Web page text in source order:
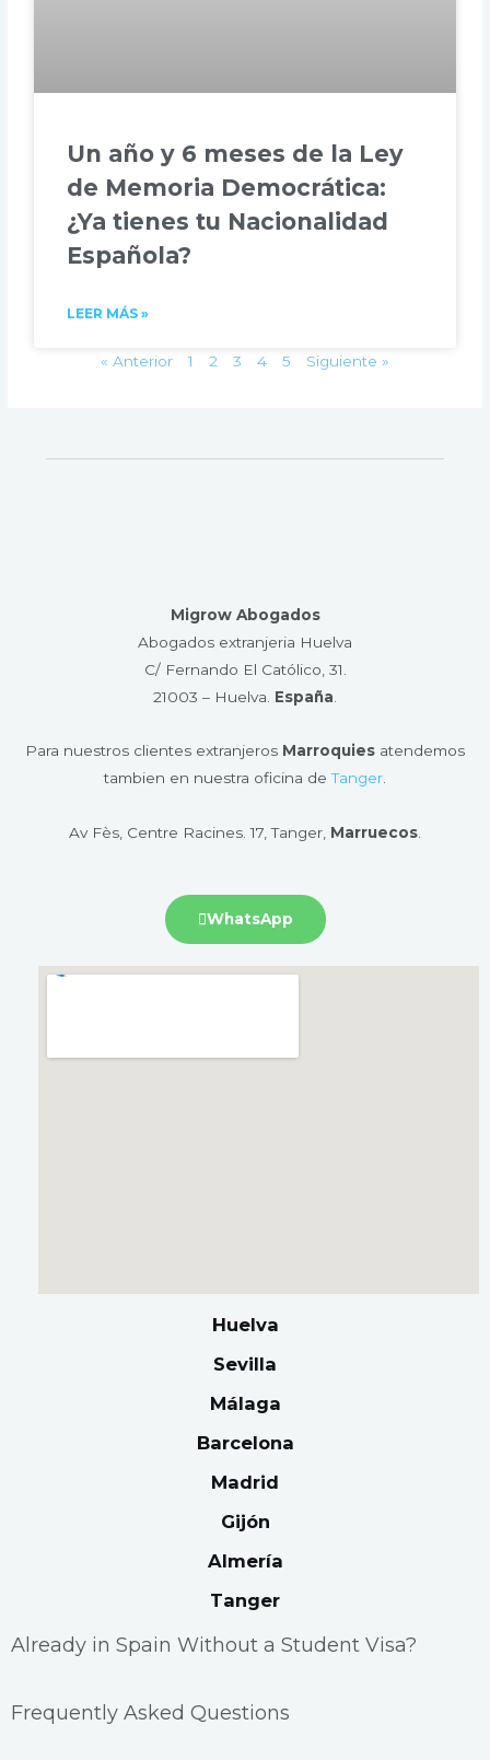
Un año y 6 meses de la Ley
de Memoria Democrática:
¿Ya tienes tu Nacionalidad
Española?
LEER MÁS »
« Anterior 1 2 3 4 5 Siguiente »
Migrow Abogados
Abogados extranjeria Huelva
C/ Fernando El Católico, 31.
21003 – Huelva​. España
Para nuestros clientes extranjeros Marroquies atendemos
tambien en nuestra oficina deTanger
Av Fès, Centre Racines. 17, Tanger, Marruecos
WhatsApp
Huelva
Sevilla
Málaga
Barcelona
Madrid
Gijón
Almería
Tanger
Already in Spain Without a Student Visa?
Frequently Asked Questions